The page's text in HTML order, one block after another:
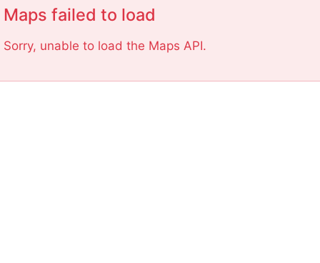
Maps failed to load
Sorry, unable to load the Maps API.